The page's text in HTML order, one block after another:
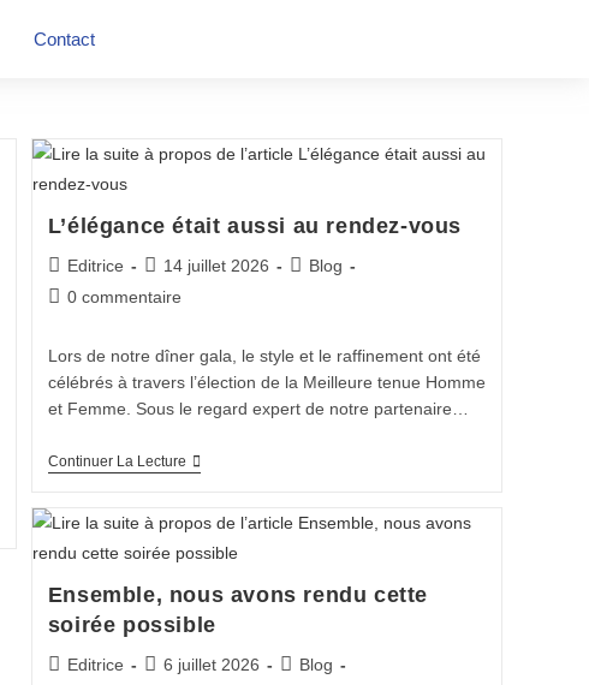
Contact
L’élégance était aussi au rendez-vous
Editrice 14 juillet 2026
Blog
0 commentaire
Lors de notre dîner gala, le style et le raffinement ont été
célébrés à travers l’élection de la Meilleure tenue Homme
et Femme. Sous le regard expert de notre partenaire…
Continuer La Lecture
Ensemble, nous avons rendu cette
soirée possible
Editrice 6 juillet 2026
Blog